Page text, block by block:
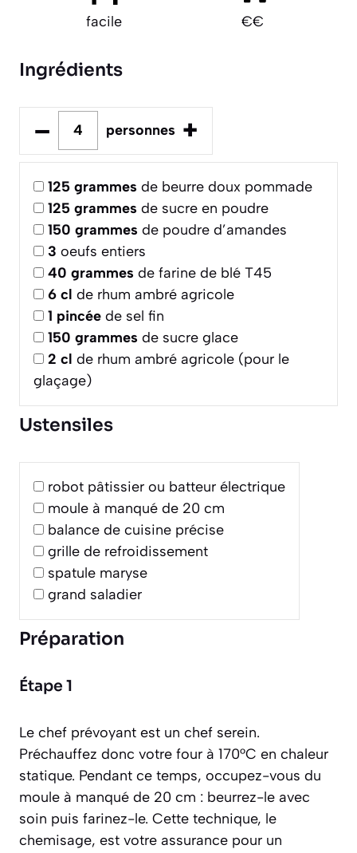
facile €€
Ingrédients
– personnes +
125 grammes de beurre doux pommade
125 grammes de sucre en poudre
150 grammes de poudre d’amandes
3 oeufs entiers
40 grammes de farine de blé T45
6 cl de rhum ambré agricole
1 pincée de sel fin
150 grammes de sucre glace
2 cl de rhum ambré agricole (pour le
glaçage)
Ustensiles
robot pâtissier ou batteur électrique
moule à manqué de 20 cm
balance de cuisine précise
grille de refroidissement
spatule maryse
grand saladier
Préparation
Étape 1
Le chef prévoyant est un chef serein.
Préchauffez donc votre four à 170°C en chaleur
statique. Pendant ce temps, occupez-vous du
moule à manqué de 20 cm : beurrez-le avec
soin puis farinez-le. Cette technique, le
chemisage, est votre assurance pour un